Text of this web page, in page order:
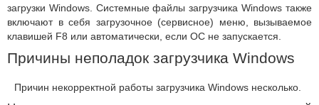
загрузки Windows. Системные файлы загрузчика Windows также
включают в себя загрузочное (сервисное) меню, вызываемое
клавишей F8 или автоматически, если ОС не запускается.
Причины неполадок загрузчика Windows
Причин некорректной работы загрузчика Windows несколько.